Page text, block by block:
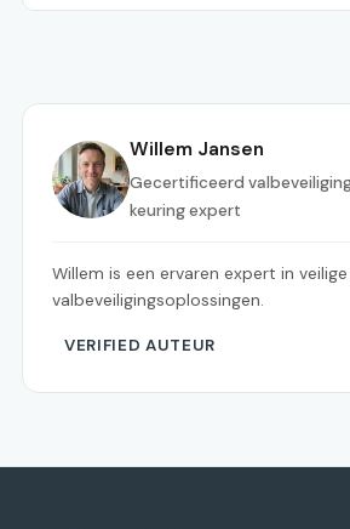
Willem Jansen
Gecertificeerd
keuring expert
Willem is een ervaren expert in
valbeveiligingsoplossingen.
VERIFIED AUTEUR